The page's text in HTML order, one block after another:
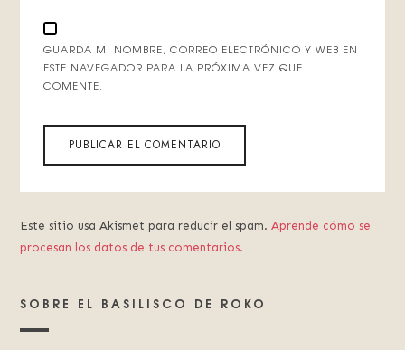
GUARDA MI NOMBRE, CORREO ELECTRÓNICO Y WEB EN
ESTE NAVEGADOR PARA LA PRÓXIMA VEZ QUE
COMENTE.
Este sitio usa Akismet para reducir el spam.Aprende cómo se
procesan los datos de tus comentarios.
SOBRE EL BASILISCO DE ROKO